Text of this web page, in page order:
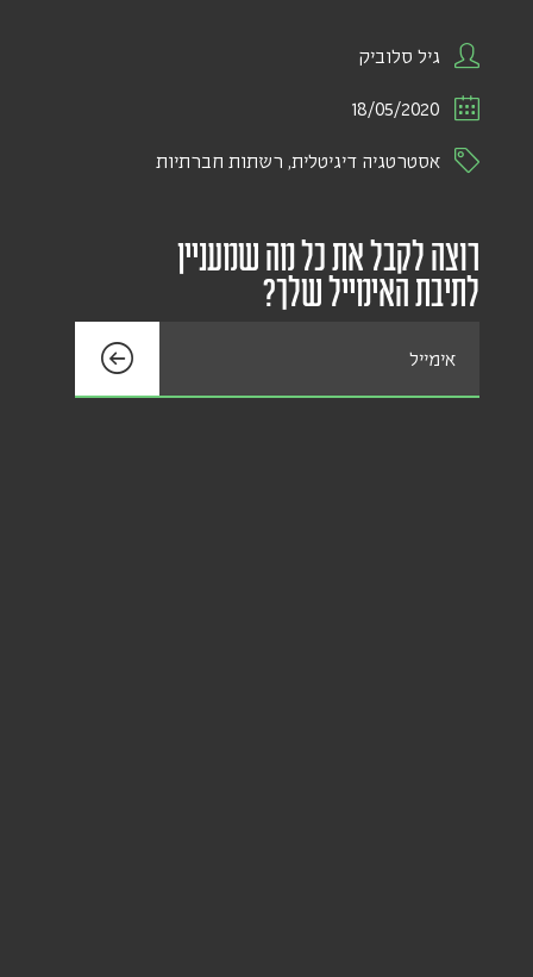
גיל סלוביק
18/05/2020
אסטרטגיה דיגיטלית, רשתות חברתיות
רוצה לקבל את כל מה שמעניין
לתיבת האימייל שלך?
אימייל